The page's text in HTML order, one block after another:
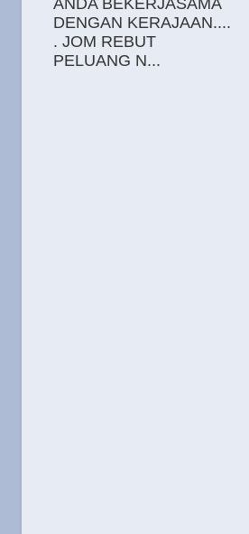
DENGAN KERAJAAN....
. JOM REBUT
PELUANG N...